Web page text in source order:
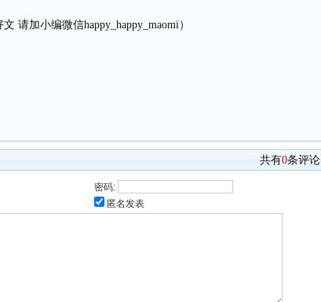
文 请加小编微信happy_happy_maomi）
共有0条评论
密码:
匿名发表